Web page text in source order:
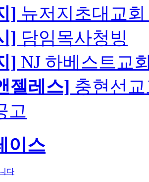
] 뉴저지초대교
] 담임목사청빙
] NJ 하베스트교
젤레스] 충현선
고
이스
다